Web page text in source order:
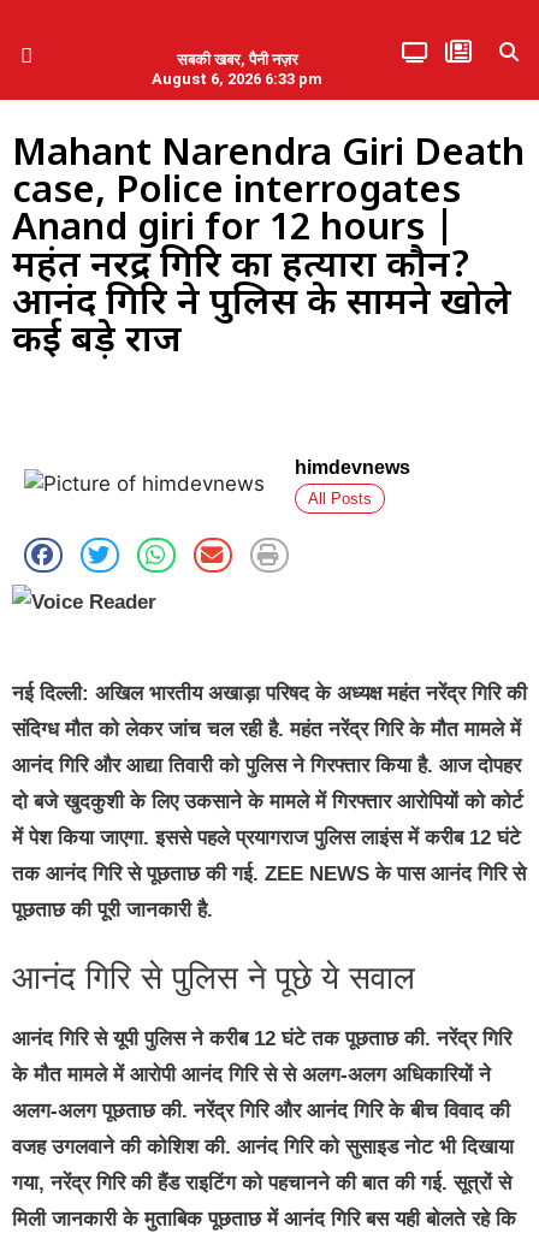
सबकी खबर, पैनी नज़र
August 6, 2026 6:33 pm
Mahant Narendra Giri Death
case, Police interrogates
Anand giri for 12 hours |
महंत नरेंद्र गिरि का हत्यारा कौन?
आनंद गिरि ने पुलिस के सामने खोले
कई बड़े राज
himdevnews
All Posts
नई दिल्ली: अखिल भारतीय अखाड़ा परिषद के अध्यक्ष महंत नरेंद्र गिरि की
संदिग्ध मौत को लेकर जांच चल रही है. महंत नरेंद्र गिरि के मौत मामले में
आनंद गिरि और आद्या तिवारी को पुलिस ने गिरफ्तार किया है. आज दोपहर
दो बजे खुदकुशी के लिए उकसाने के मामले में गिरफ्तार आरोपियों को कोर्ट
में पेश किया जाएगा. इससे पहले प्रयागराज पुलिस लाइंस में करीब 12 घंटे
तक आनंद गिरि से पूछताछ की गई. ZEE NEWS के पास आनंद गिरि से
पूछताछ की पूरी जानकारी है.
आनंद गिरि से पुलिस ने पूछे ये सवाल
आनंद गिरि से यूपी पुलिस ने करीब 12 घंटे तक पूछताछ की. नरेंद्र गिरि
के मौत मामले में आरोपी आनंद गिरि से से अलग-अलग अधिकारियों ने
अलग-अलग पूछताछ की. नरेंद्र गिरि और आनंद गिरि के बीच विवाद की
वजह उगलवाने की कोशिश की. आनंद गिरि को सुसाइड नोट भी दिखाया
गया, नरेंद्र गिरि की हैंड राइटिंग को पहचानने की बात की गई. सूत्रों से
मिली जानकारी के मुताबिक पूछताछ में आनंद गिरि बस यही बोलते रहे कि